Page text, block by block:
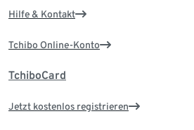
Hilfe & Kontakt
Tchibo Online-Konto
TchiboCard
Jetzt kostenlos registrieren